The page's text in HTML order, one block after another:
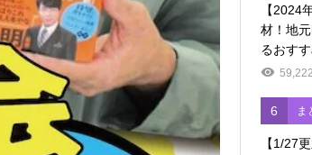
【2024
材！地
るおす
6 ま
【1/27